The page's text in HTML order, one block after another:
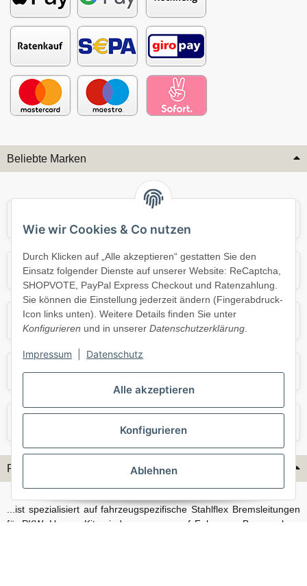
Alle akzeptieren
Konfigurieren
Ablehnen
Wie wir Cookies & Co nutzen
Durch Klicken auf „Alle akzeptieren“ gestatten Sie den
Einsatz folgender Dienste auf unserer Website: ReCaptcha,
SHOPVOTE, PayPal Express Checkout und Ratenzahlung.
Sie können die Einstellung jederzeit ändern (Fingerabdruck-
Icon links unten). Weitere Details finden Sie unter
Konfigurieren und in unserer Datenschutzerklärung.
Impressum Datenschutz
Beliebte Marken
Mercedes Mini
Opel Porsche
Skoda Smart
Flex-Hydraulik...
...ist spezialisiert auf fahrzeugspezifische Stahlflex Bremsleitungen
für PKW. Unsere Kits sind passgenau auf Fahrzeug, Bremsanlage